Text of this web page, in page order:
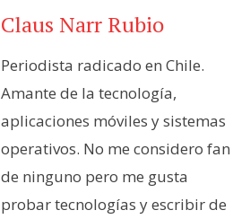
Claus Narr Rubio
Periodista radicado en Chile.
Amante de la tecnología,
aplicaciones móviles y sistemas
operativos. No me considero fan
de ninguno pero me gusta
probar tecnologías y escribir de